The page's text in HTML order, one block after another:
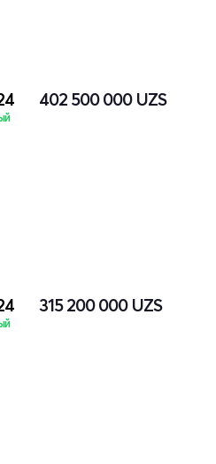
402 500 000 UZS
315 200 000 UZS